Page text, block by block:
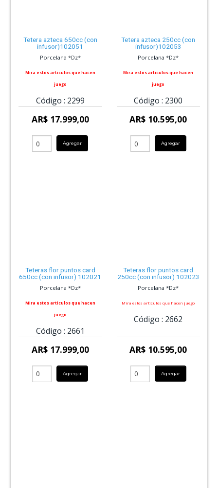
Tetera azteca 650cc (con
infusor)102051
Porcelana *Dz*
Mira estos articulos que hacen
juego
Código : 2299
AR$ 17.999,00
Agregar
Tetera azteca 250cc (con
infusor)102053
Porcelana *Dz*
Mira estos articulos que hacen
juego
Código : 2300
AR$ 10.595,00
Agregar
Teteras flor puntos card
650cc (con infusor) 102021
Porcelana *Dz*
Mira estos articulos que hacen
juego
Código : 2661
AR$ 17.999,00
Agregar
Teteras flor puntos card
250cc (con infusor) 102023
Porcelana *Dz*
Mira estos articulos que hacen juego
Código : 2662
AR$ 10.595,00
Agregar